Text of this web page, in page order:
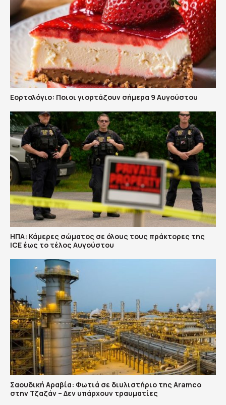
Εορτολόγιο: Ποιοι γιορτάζουν σήμερα 9 Αυγούστου
ΗΠΑ: Κάμερες σώματος σε όλους τους πράκτορες της
ICE έως το τέλος Αυγούστου
Σαουδική Αραβία: Φωτιά σε διυλιστήριο της Aramco
στην Τζαζάν – Δεν υπάρχουν τραυματίες